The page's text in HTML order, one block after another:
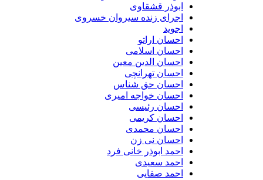
ابوذر قشقاوی
اجرای زنده سیروان خسروی
اجوید
احسان اراتو
احسان اسلامی
احسان الدین معین
احسان تهرانچی
احسان حق شناس
احسان خواجه امیری
احسان رئیسی
احسان کریمی
احسان محمدی
احسان نی زن
احمد ابوذر خانی فرد
احمد سعیدی
احمد صفایی